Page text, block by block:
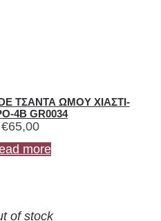
ΤΣΑΝΤΑ ΩΜΟΥ ΧΙΑΣΤΙ-
4B GR0034
€65,00
more
of stock